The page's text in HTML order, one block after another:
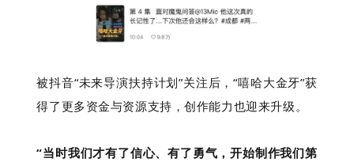
被抖音“未来导演扶持计划”关注后，“嘻哈大金牙”获
得了更多资金与资源支持，创作能力也迎来升级。
“当时我们才有了信心、有了勇气，开始制作我们第